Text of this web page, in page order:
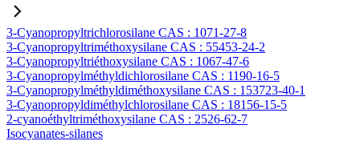
3-Cyanopropyltrichlorosilane CAS : 1071-27-8
3-Cyanopropyltriméthoxysilane CAS : 55453-24-2
3-Cyanopropyltriéthoxysilane CAS : 1067-47-6
3-Cyanopropylméthyldichlorosilane CAS : 1190-16-5
3-Cyanopropylméthyldiméthoxysilane CAS : 153723-40-1
3-Cyanopropyldiméthylchlorosilane CAS : 18156-15-5
2-cyanoéthyltriméthoxysilane CAS : 2526-62-7
Isocyanates-silanes